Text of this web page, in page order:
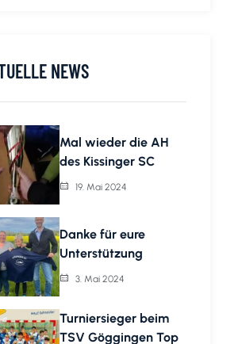
NEWS
Mal wieder die AH
des Kissinger SC
19. Mai 2024
Danke für eure
Unterstützung
3. Mai 2024
Turniersieger beim
TSV Göggingen Top